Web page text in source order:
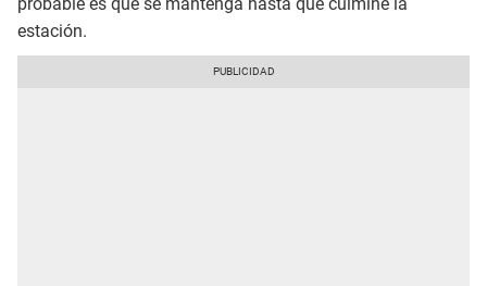
probable es que se mantenga hasta que culmine la
estación.